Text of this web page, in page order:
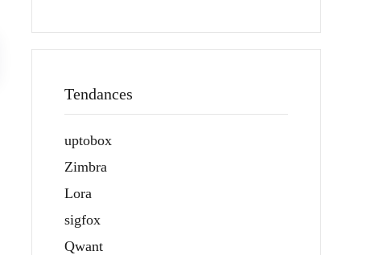
Tendances
uptobox
Zimbra
Lora
sigfox
Qwant